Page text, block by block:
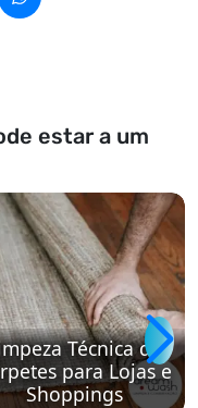
estar a um
Técnica de
para Lojas e
Shoppings